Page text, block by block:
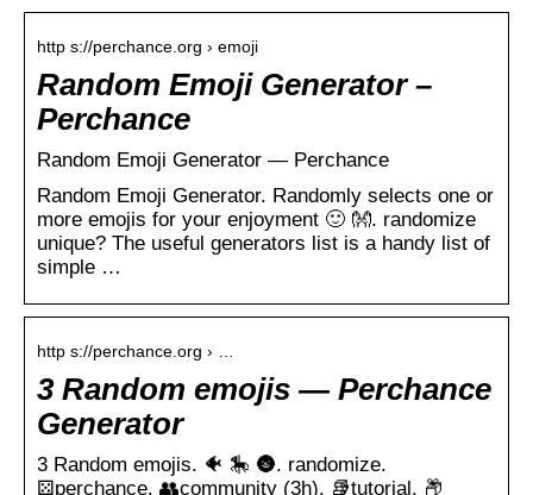
http s://perchance.org › emoji
Random Emoji Generator –
Perchance
Random Emoji Generator ― Perchance
Random Emoji Generator. Randomly selects one or
more emojis for your enjoyment 🙂 👐. randomize
unique? The useful generators list is a handy list of
simple …
http s://perchance.org › …
3 Random emojis ― Perchance
Generator
3 Random emojis. 🐠 🎠 🌚. randomize.
⚄︎perchance. 👥︎community (3h). 📚︎tutorial. 📦︎